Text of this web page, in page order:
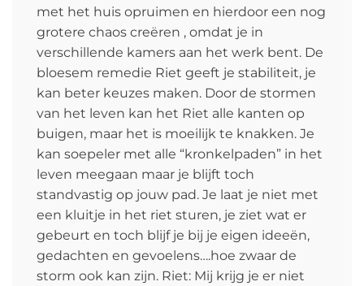
met het huis opruimen en hierdoor een nog
grotere chaos creëren , omdat je in
verschillende kamers aan het werk bent. De
bloesem remedie Riet geeft je stabiliteit, je
kan beter keuzes maken. Door de stormen
van het leven kan het Riet alle kanten op
buigen, maar het is moeilijk te knakken. Je
kan soepeler met alle “kronkelpaden” in het
leven meegaan maar je blijft toch
standvastig op jouw pad. Je laat je niet met
een kluitje in het riet sturen, je ziet wat er
gebeurt en toch blijf je bij je eigen ideeën,
gedachten en gevoelens….hoe zwaar de
storm ook kan zijn. Riet: Mij krijg je er niet